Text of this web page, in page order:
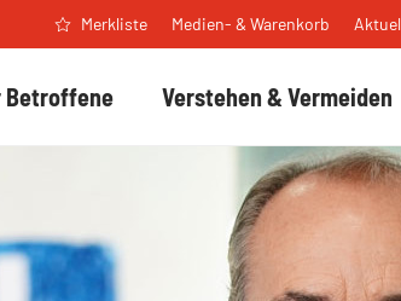
Betroffene Verstehen & Vermeiden
Merkliste Medien- & Warenkorb